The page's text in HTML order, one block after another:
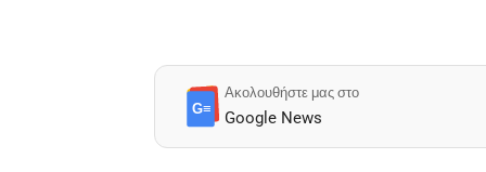
G≡
Ακολουθήστε μας στο
Google News